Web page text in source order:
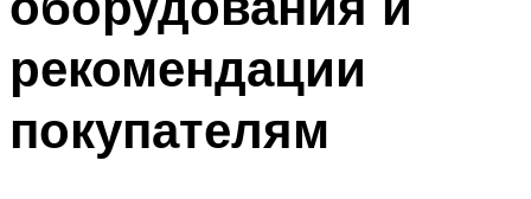
рекомендации
покупателям